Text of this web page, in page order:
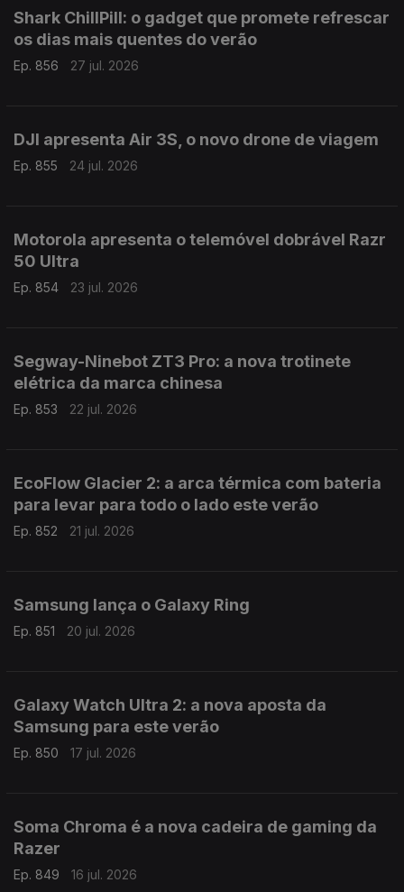
Shark ChillPill: o gadget que promete refrescar
os dias mais quentes do verão
Ep. 856 27 jul. 2026
DJI apresenta Air 3S, o novo drone de viagem
Ep. 855 24 jul. 2026
Motorola apresenta o telemóvel dobrável Razr
50 Ultra
Ep. 854 23 jul. 2026
Segway-Ninebot ZT3 Pro: a nova trotinete
elétrica da marca chinesa
Ep. 853 22 jul. 2026
EcoFlow Glacier 2: a arca térmica com bateria
para levar para todo o lado este verão
Ep. 852 21 jul. 2026
Samsung lança o Galaxy Ring
Ep. 851 20 jul. 2026
Galaxy Watch Ultra 2: a nova aposta da
Samsung para este verão
Ep. 850 17 jul. 2026
Soma Chroma é a nova cadeira de gaming da
Razer
Ep. 849 16 jul. 2026